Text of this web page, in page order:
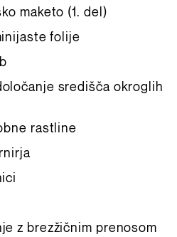
maketo (1. del)
folije
središča okroglih
rastline
z brezžičnim prenosom